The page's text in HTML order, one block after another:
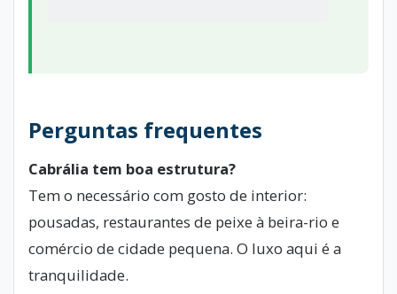
Perguntas frequentes
Cabrália tem boa estrutura?
Tem o necessário com gosto de interior:
pousadas, restaurantes de peixe à beira-rio e
comércio de cidade pequena. O luxo aqui é a
tranquilidade.